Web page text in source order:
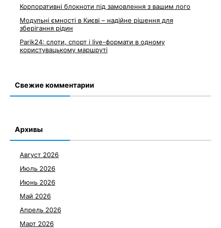
Корпоративні блокноти під замовлення з вашим лого
Модульні ємності в Києві – надійне рішення для
зберігання рідин
Parik24: слоти, спорт і live-формати в одному
користувацькому маршруті
Свежие комментарии
Архивы
Август 2026
Июль 2026
Июнь 2026
Май 2026
Апрель 2026
Март 2026